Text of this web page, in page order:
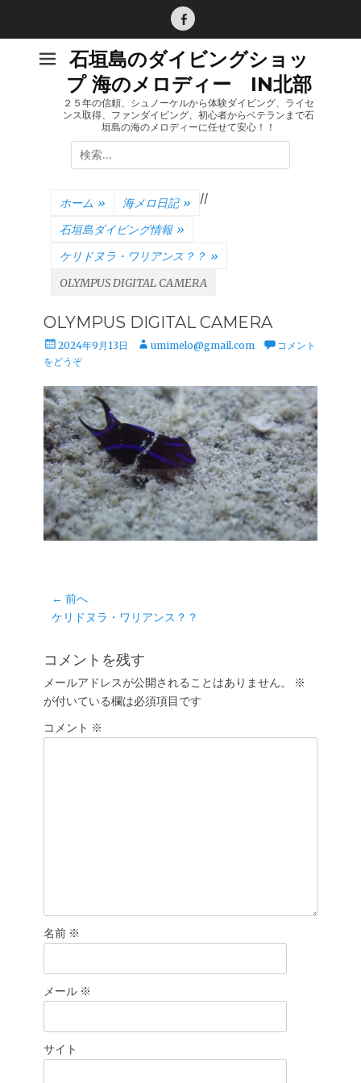
Facebook
石垣島のダイビングショッ
プ 海のメロディー IN北部
２５年の信頼、シュノーケルから体験ダイビング、ライセ
ンス取得、ファンダイビング、初心者からベテランまで石
垣島の海のメロディーに任せて安心！！
検
索:
ホーム » 海メロ日記 » /
石垣島ダイビング情報 »
/
ケリドヌラ・ワリアンス？？ »
OLYMPUS DIGITAL CAMERA
OLYMPUS DIGITAL CAMERA
投
稿
2024年9月13日
投 umimelo@gmail.com
コメント
をどうぞ
投
稿
ビ
ゲ
ー
シ
← 前へ
前
投
ケリドヌラ・ワリアンス？？
コメントを残す
メールアドレスが公開されることはありません。
※
が付いている欄は必須項目です
コメント ※
名前 ※
メール ※
サイト